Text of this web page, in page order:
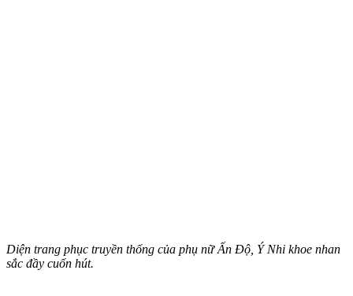
Diện trang phục truyền thống của phụ nữ Ấn Độ, Ý Nhi khoe nhan
sắc đầy cuốn hút.